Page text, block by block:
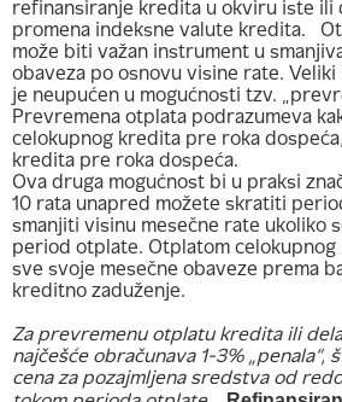
refinansiranje kredita u okviru iste ili
promena indeksne valute kredita.
može biti važan instrument u
obaveza po osnovu visine rate.
je neupućen u mogućnosti tzv.
Prevremena otplata podrazumeva
celokupnog kredita pre roka
kredita pre roka dospeća.
Ova druga mogućnost bi u praksi
10 rata unapred možete skratiti
smanjiti visinu mesečne rate ukoliko
period otplate. Otplatom
sve svoje mesečne obaveze prema
kreditno zaduženje.
Za prevremenu otplatu kredita ili
najčešće obračunava 1-3% „penala“,
cena za pozajmljena sredstva od